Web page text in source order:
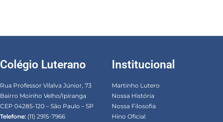
Colégio Luterano
Rua Professor Vilalva Júnior, 73
Bairro Moinho Velho/Ipiranga
CEP 04285-120 – São Paulo – SP
Telefone: (11) 2915-7966
Institucional
Martinho Lutero
Nossa História
Nossa Filosofia
Hino Oficial